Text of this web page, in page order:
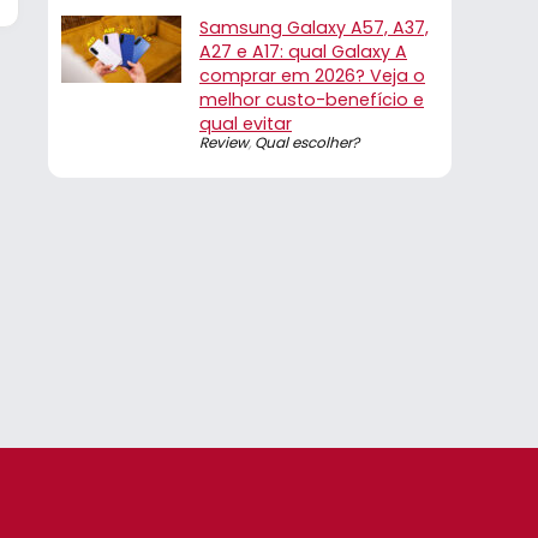
Samsung Galaxy A57, A37,
A27 e A17: qual Galaxy A
comprar em 2026? Veja o
melhor custo-benefício e
qual evitar
Review, Qual escolher?